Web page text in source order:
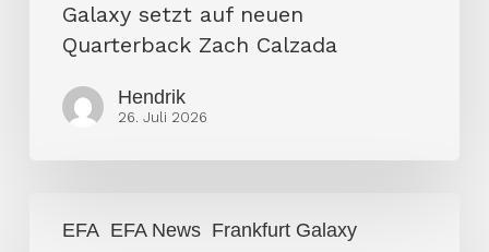
Galaxy setzt auf neuen
Quarterback Zach Calzada
Hendrik
26. Juli 2026
EFA EFA News Frankfurt Galaxy
feiert